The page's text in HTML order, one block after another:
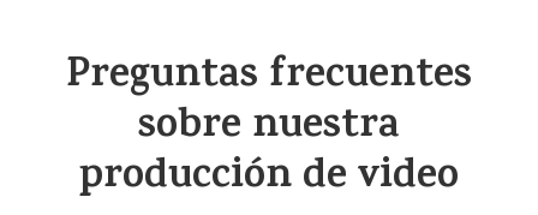
Preguntas frecuentes
sobre nuestra
producción de video